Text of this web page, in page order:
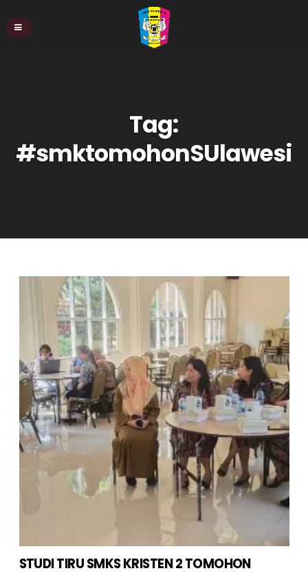
Tag:
#smktomohonSUlawesi
STUDI TIRU SMKS KRISTEN 2 TOMOHON